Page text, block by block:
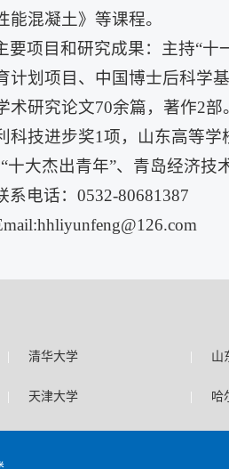
能混凝土》等课程。
要项目和研究成果：主持“十
计划项目、中国博士后科学
术研究论文70余篇，著作2
科技进步奖1项，山东高等
十大杰出青年”、青岛经济技
系电话：0532-80681387
| 清华大学 | 山
| 天津大学 | 哈